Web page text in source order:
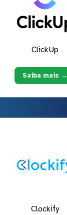
ClickUp
Saiba mais →
Clockify